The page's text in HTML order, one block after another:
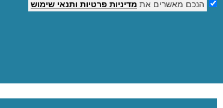
הנכם מאשרים את מדיניות פרטיות ותנאי שימוש